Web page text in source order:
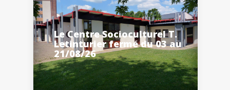
Le Centre Socioculturel T.
Letinturier fermé du 03 au
21/08/26